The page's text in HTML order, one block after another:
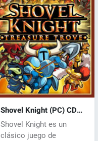
Shovel Knight (PC) CD
key
Shovel Knight es un
clásico juego de